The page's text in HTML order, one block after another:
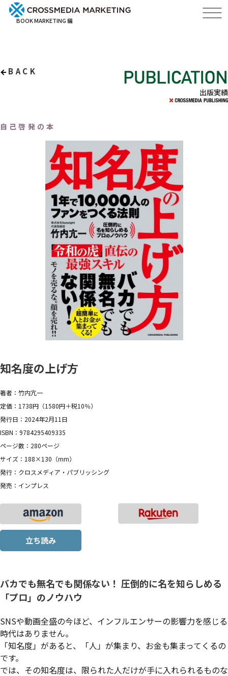
BOOK MARKETING 編
BACK
出版実績
自己啓発の本
知名度の上げ方
著者：竹内亢一
定価：1738円（1580円＋税10％）
発行日：2024年2月11日
ISBN：9784295409335
ページ数：280ページ
サイズ：188×130（mm）
発行：クロスメディア・パブリッシング
発売：インプレス
立ち読み
バカでも無名でも関係ない！ 圧倒的に名を知らしめる
「プロ」のノウハウ
SNSや動画全盛の今ほど、インフルエンサーの影響力を感じる
時代はありません。
「知名度」があると、「人」が集まり、お金も集まってくるの
です。
では、その知名度は、限られた人だけが手に入れられるものな